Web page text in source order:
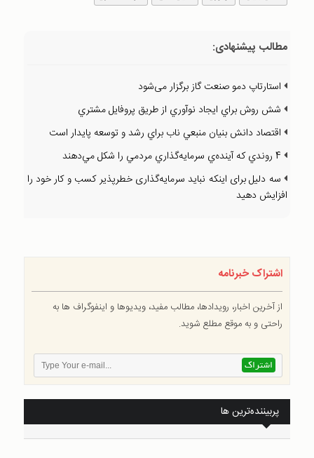
مطالب پیشنهادی:
استارتاپ دمو صنعت گاز برگزار می‌شود
شش روش براي ايجاد نوآوري از طريق پروفايل مشتري
اقتصاد دانش بنيان منبعي ناب براي رشد و توسعه پايدار است
4 روندي كه آينده‌ي سرمايه‌گذاري مردمي را شكل مي‌دهند
سه دليل برای اينكه نبايد سرمايه‌‌گذاری خطرپذير كسب و كار خود را
افزايش دهيد
اشتراک خبرنامه
از آخرین اخبار، رویدادها، مطالب مفید، ویدیوها و اینفوگراف ها به
راحتی و به موقع مطلع شوید.
پربیننده‌ترین ها